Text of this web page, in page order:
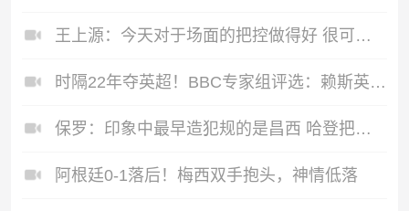
王上源：今天对于场面的把控做得好 很可惜没有能够取得进球
时隔22年夺英超！BBC专家组评选：赖斯英超赛季最佳+塔帅最佳主帅
保罗：印象中最早造犯规的是昌西 哈登把它发展成一项真正技术
阿根廷0-1落后！梅西双手抱头，神情低落